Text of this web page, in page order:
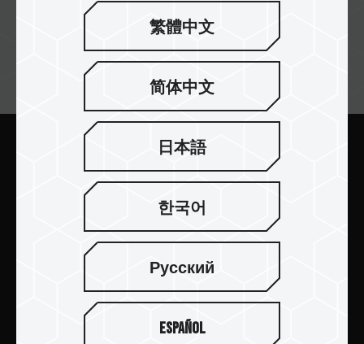
訂閱電子報
送出
新聞中心
繁體中文
简体中文
日本語
한국어
Русский
Español